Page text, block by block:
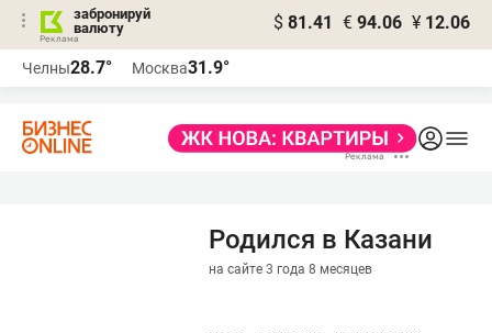
забронируй
валюту
$ 81.41 € 94.06 ¥ 12.06
Челны28.7° Москва31.9°
Родился в Казани
на сайте 3 года 8 месяцев